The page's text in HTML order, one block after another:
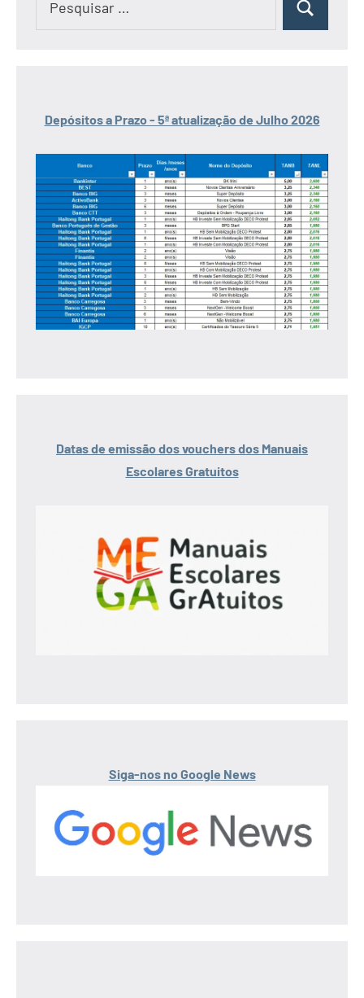
Pesquisar
Depósitos a Prazo - 5ª atualização de Julho 2026
Datas de emissão dos vouchers dos Manuais
Escolares Gratuitos
Siga-nos no Google News